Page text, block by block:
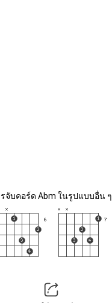
จับคอร์ด Abm ในรูปแบบอื่น ๆ